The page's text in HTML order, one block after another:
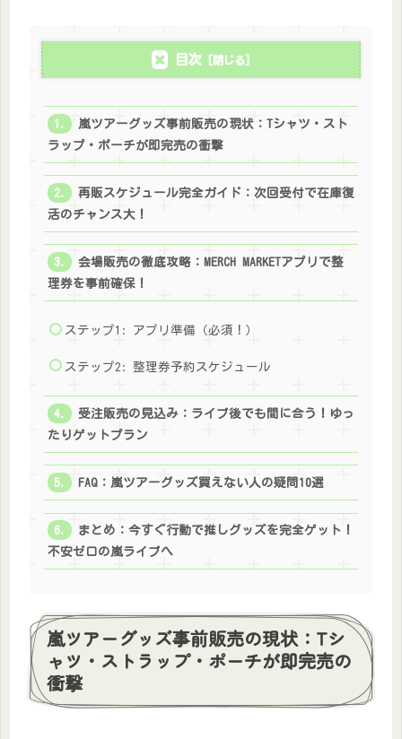
目次
嵐ツアーグッズ事前販売の現状：Tシャツ・スト
ラップ・ポーチが即完売の衝撃
再販スケジュール完全ガイド：次回受付で在庫復
活のチャンス大！
会場販売の徹底攻略：MERCH MARKETアプリで整
理券を事前確保！
ステップ1: アプリ準備（必須！）
ステップ2: 整理券予約スケジュール
受注販売の見込み：ライブ後でも間に合う！ゆっ
たりゲットプラン
FAQ：嵐ツアーグッズ買えない人の疑問10選
まとめ：今すぐ行動で推しグッズを完全ゲット！
不安ゼロの嵐ライブへ
嵐ツアーグッズ事前販売の現状：Tシ
ャツ・ストラップ・ポーチが即完売の
衝撃